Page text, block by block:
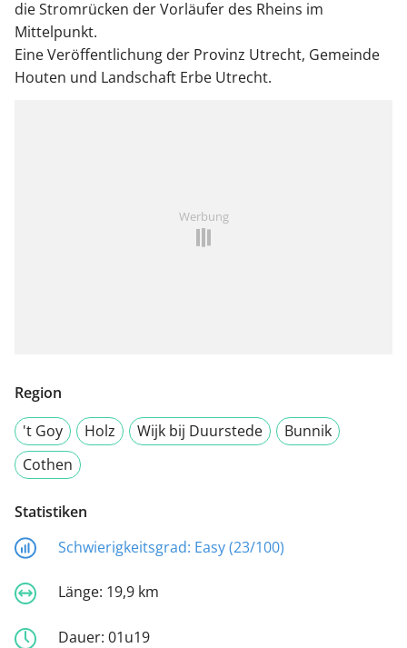
die Stromrücken der Vorläufer des Rheins im
Mittelpunkt.
Eine Veröffentlichung der Provinz Utrecht, Gemeinde
Houten und Landschaft Erbe Utrecht.
Werbung
Region
't Goy
Holz Wijk bij Duurstede
Bunnik
Cothen
Statistiken
Schwierigkeitsgrad: Easy (23/100)
Länge: 19,9 km
Dauer: 01u19